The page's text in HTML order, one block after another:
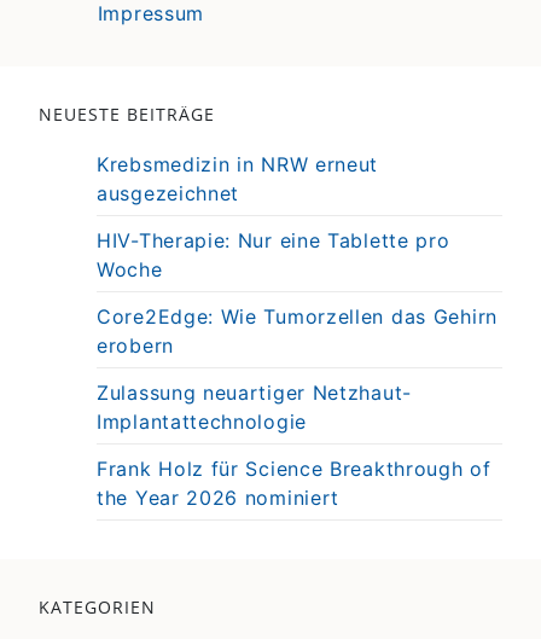
Impressum
NEUESTE BEITRÄGE
Krebsmedizin in NRW erneut
ausgezeichnet
HIV-Therapie: Nur eine Tablette pro
Woche
Core2Edge: Wie Tumorzellen das Gehirn
erobern
Zulassung neuartiger Netzhaut-
Implantattechnologie
Frank Holz für Science Breakthrough of
the Year 2026 nominiert
KATEGORIEN